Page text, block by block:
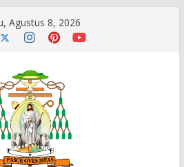
Agustus 8, 2026